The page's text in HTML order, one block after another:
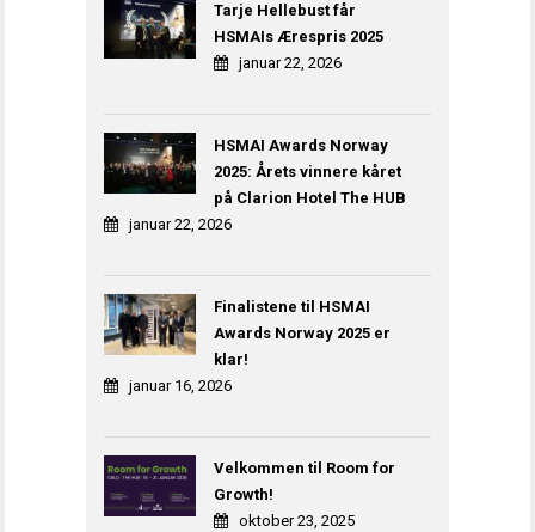
Tarje Hellebust får
HSMAIs Ærespris 2025
januar 22, 2026
HSMAI Awards Norway
2025: Årets vinnere kåret
på Clarion Hotel The HUB
januar 22, 2026
Finalistene til HSMAI
Awards Norway 2025 er
klar!
januar 16, 2026
Velkommen til Room for
Growth!
oktober 23, 2025